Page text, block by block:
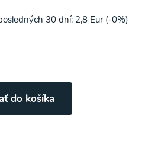
30 dní: 2,8 Eur (-0%)
do košíka